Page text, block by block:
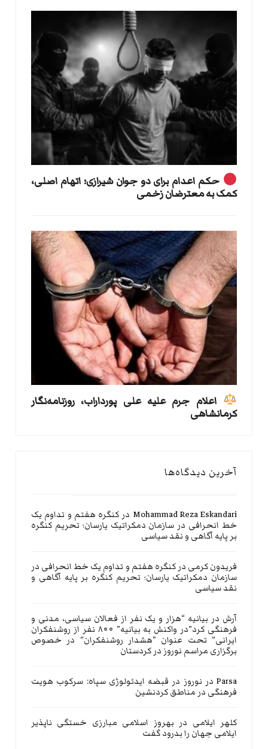
حکم اعدام برای دو جوان شیرازی؛ اتهام اصلی،
کمک به معترضان زخمی
اعلام جرم علیه علی پورداراب، روزنامه‌نگار
کرمانشاهی
آخرین دیدگاه‌ها
Mohammad Reza Eskandari در کنگره هفتم و تداوم یک
خط انحرافی در سازمان دمکراتیک یارسان؛ تحریم کنگره
بر پایه آگاهی و نقد سیاسی
فریدون کرمی درکنگره هفتم و تداوم یک خط انحرافی در
سازمان دمکراتیک یارسان؛ تحریم کنگره بر پایه آگاهی و
نقد سیاسی
آرش در بیانیه “هزار و یک نفر از فعالان سیاسی، مدنی و
فرهنگی کرد”در واکنش به بیانیه” ۸۰۰ نفر از روشنفکران
ایرانی” تحت عنوان “هشدار روشنفکران” در خصوص
برگزاری مراسم نوروز در کردستان
Parsa در نوروز در قبضه ایدئولوژی سپاه: سرکوب هویت
فرهنگی در مناطق کردنشین
کلهر ایلامی در بهروز اسلامی مبارزی خستگی ناپذیر
ایلامی جهان را بدرود گفت